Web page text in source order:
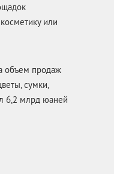
или
объем продаж
сумки,
6,2 млрд юаней